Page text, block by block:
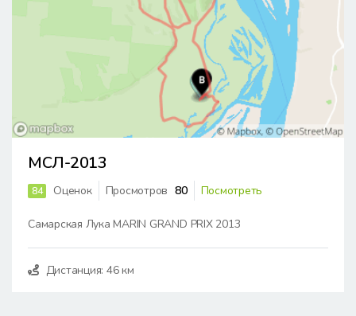
МСЛ-2013
84 Оценок Просмотров 80 Посмотреть
Самарская Лука MARIN GRAND PRIX 2013
Дистанция: 46 км